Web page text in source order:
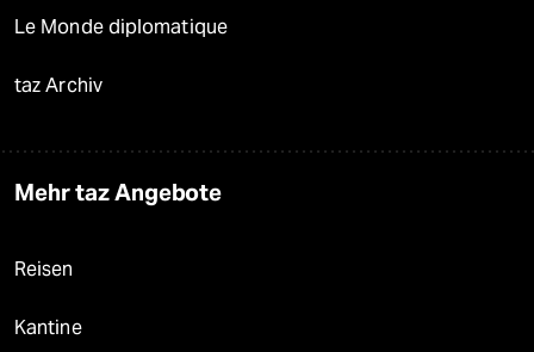
Le Monde diplomatique
taz Archiv
Mehr taz Angebote
Reisen
Kantine